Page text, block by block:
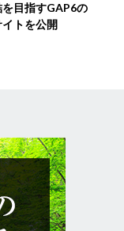
目指すGAP6の
イトを公開